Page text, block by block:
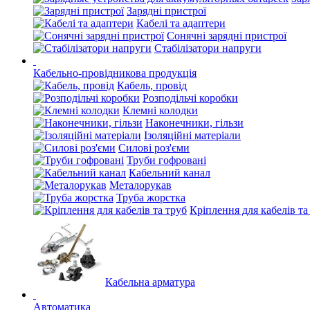
Зарядні пристрої
Кабелі та адаптери
Сонячні зарядні пристрої
Стабілізатори напруги
Кабельно-провідникова продукція
Кабель, провід
Розподільчі коробки
Клемні колодки
Наконечники, гільзи
Ізоляційні матеріали
Силові роз'єми
Труби гофровані
Кабельний канал
Металорукав
Труба жорстка
Кріплення для кабелів
Кабельна арматура
Автоматика